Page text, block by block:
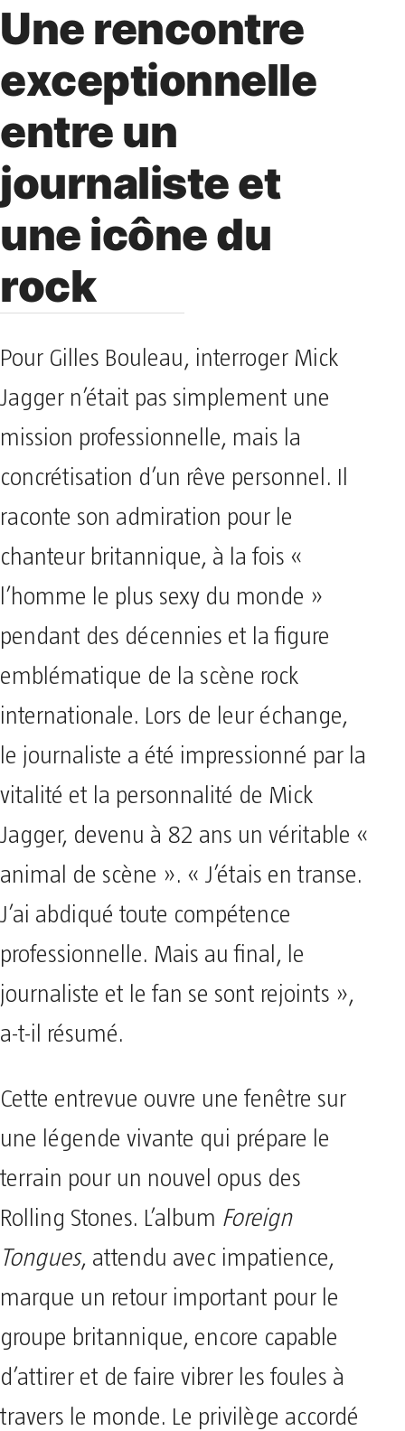
Une rencontre
exceptionnelle
entre un
journaliste et
une icône du
rock
Pour Gilles Bouleau, interroger Mick
Jagger n’était pas simplement une
mission professionnelle, mais la
concrétisation d’un rêve personnel. Il
raconte son admiration pour le
chanteur britannique, à la fois «
l’homme le plus sexy du monde »
pendant des décennies et la figure
emblématique de la scène rock
internationale. Lors de leur échange,
le journaliste a été impressionné par la
vitalité et la personnalité de Mick
Jagger, devenu à 82 ans un véritable «
animal de scène ». « J’étais en transe.
J’ai abdiqué toute compétence
professionnelle. Mais au final, le
journaliste et le fan se sont rejoints »,
a-t-il résumé.
Cette entrevue ouvre une fenêtre sur
une légende vivante qui prépare le
terrain pour un nouvel opus des
Rolling Stones. L’album Foreign
Tongues, attendu avec impatience,
marque un retour important pour le
groupe britannique, encore capable
d’attirer et de faire vibrer les foules à
travers le monde. Le privilège accordé